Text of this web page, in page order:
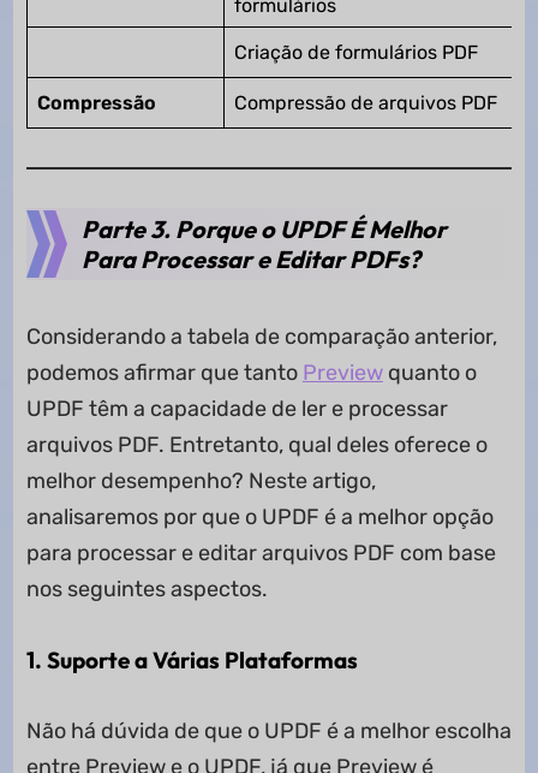
formulários
Criação de formulários PDF
Compressão Compressão de arquivos PDF
Parte 3. Porque o UPDF É Melhor
Para Processar e Editar PDFs?
Considerando a tabela de comparação anterior,
podemos afirmar que tanto Previewquanto o
UPDF têm a capacidade de ler e processar
arquivos PDF. Entretanto, qual deles oferece o
melhor desempenho? Neste artigo,
analisaremos por que o UPDF é a melhor opção
para processar e editar arquivos PDF com base
nos seguintes aspectos.
1. Suporte a Várias Plataformas
Não há dúvida de que o UPDF é a melhor escolha
entre Preview e o UPDF, já que Preview é